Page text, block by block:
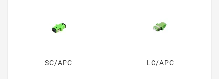
SC/APC LC/APC